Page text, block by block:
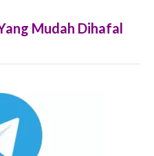
Mudah Dihafal